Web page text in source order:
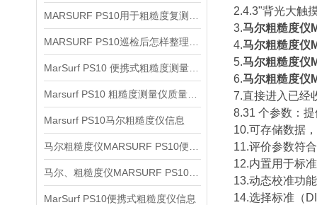
Marsurf PS10马尔粗糙度仪信息
MarSurf PS10便携式粗糙度仪信息
2.4.3"背光大触
3.马尔粗糙度仪
4.马尔粗糙度仪
5.马尔粗糙度仪
6.马尔粗糙度仪
7.直接进入已经
8.31 个参数：
10.可存储数据
11.评价参数符
12.内置用于标
13.动态校准功能
14.选择标准（